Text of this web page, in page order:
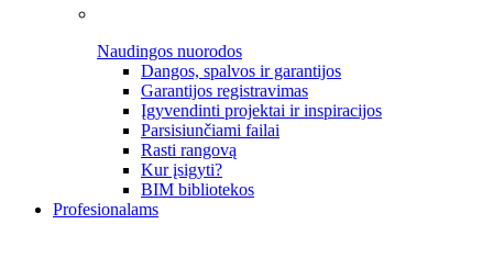
Naudingos nuorodos
Dangos, spalvos ir garantijos
Garantijos registravimas
Įgyvendinti projektai ir inspiracijos
Parsisiunčiami failai
Rasti rangovą
Kur įsigyti?
BIM bibliotekos
Profesionalams